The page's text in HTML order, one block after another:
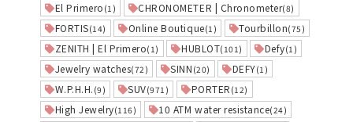
El Primero (1) CHRONOMETER | Chronometer(8)
FORTIS(14) Online Boutique(1) Tourbillon(75)
ZENITH | El Primero(1) HUBLOT(101) Defy(1)
Jewelry watches(72) SINN (20) DEFY(1)
W.P.H.H. (9) SUV(971) PORTER (12)
High Jewelry(116) 10 ATM water resistance(24)